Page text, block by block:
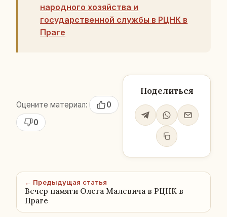
народного хозяйства и
государственной службы в РЦНК в
Праге
Оцените материал:
0
0
Поделиться
← Предыдущая статья
Вечер памяти Олега Малевича в РЦНК в
Праге